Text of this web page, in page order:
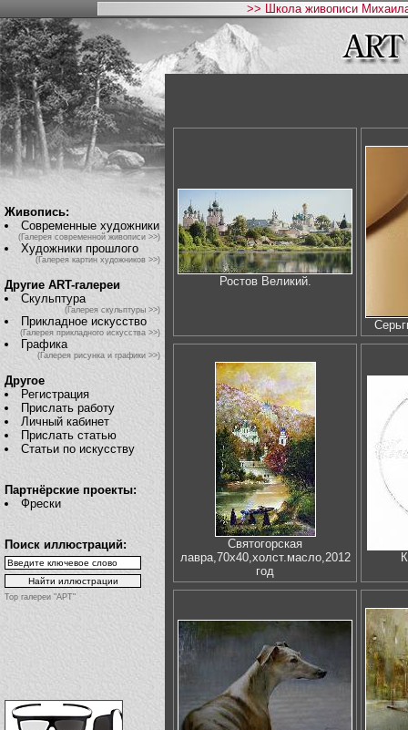
>> Школа живописи
Живопись:
Современные художники
(Галерея современной живописи >>)
Художники прошлого
(Галерея картин художников >>)
Другие ART-галереи
Скульптура
(Галерея скульптуры >>)
Прикладное искусство
(Галерея прикладного искусства >>)
Графика
(Галерея рисунка и графики >>)
Другое
Регистрация
Прислать работу
Личный кабинет
Прислать статью
Статьи по искусству
Партнёрские проекты:
Фрески
Поиск иллюстраций:
Top галереи "АРТ"
Ростов Великий.
Святогорская
лавра,70х40,холст.масло,2012
год